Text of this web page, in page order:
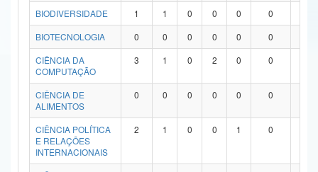
Advocacia-Geral da União
Banco Central do Brasil
BIODIVERSIDADE 1 1 0 0 0 0
BIOTECNOLOGIA
0 0 0 0 0 0
CIÊNCIA DA
COMPUTAÇÃO
3 1 0 2 0 0
CIÊNCIA DE
ALIMENTOS
0 0 0 0 0 0
CIÊNCIA POLÍTICA
E RELAÇÕES
INTERNACIONAIS
2 1 0 0 1 0